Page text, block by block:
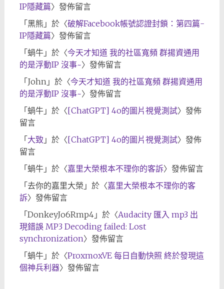
IP隱藏篇〉發佈留言
「 黑熊 」於〈破解Facebook帳號認證封鎖：第四篇-
IP隱藏篇〉發佈留言
「 蝸牛」於〈今天才知道 我的社區寬頻 群揚資通用
的是浮動IP 沒事~〉發佈留言
「 John」於〈今天才知道 我的社區寬頻 群揚資通用
的是浮動IP 沒事~〉發佈留言
「 蝸牛」於〈[ChatGPT] 4o的圖片視覺測試〉發佈
留言
「 大致 」於〈[ChatGPT] 4o的圖片視覺測試〉發佈
留言
「 蝸牛」於〈嘉里大榮根本不理你的客訴〉發佈留言
「 去你的嘉里大榮 」於〈嘉里大榮根本不理你的客
訴〉發佈留言
「 DonkeyJo6Rmp4」於〈Audacity 匯入 mp3 出
現錯誤 MP3 Decoding failed: Lost
synchronization〉發佈留言
「 蝸牛」於〈ProxmoxVE 每日自動快照 終於發現這
個神兵利器〉發佈留言